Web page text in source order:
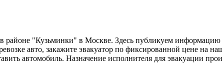
"Кузьминки" в Москве. Здесь публикуем информацию
авто, закажите эвакуатор по фиксированной цене на
автомобиль. Назначение исполнителя для эвакуации